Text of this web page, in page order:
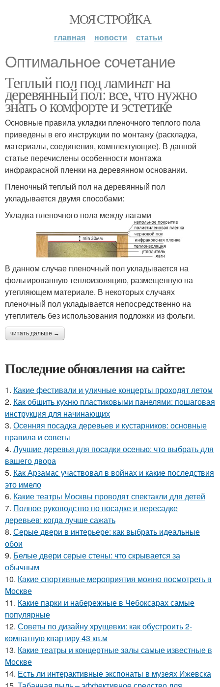
МОЯ СТРОЙКА
главная новости статьи
Оптимальное сочетание
Теплый пол под ламинат на
деревянный пол: все, что нужно
знать о комфорте и эстетике
Основные правила укладки пленочного теплого пола
приведены в его инструкции по монтажу (раскладка,
материалы, соединения, комплектующие). В данной
статье перечислены особенности монтажа
инфракрасной пленки на деревянном основании.
Пленочный теплый пол на деревянный пол
укладывается двумя способами:
Укладка пленочного пола между лагами
В данном случае пленочный пол укладывается на
фольгированную теплоизоляцию, размещенную на
утепляющем материале. В некоторых случаях
пленочный пол укладывается непосредственно на
утеплитель без использования подложки из фольги.
читать дальше →
Последние обновления на сайте:
1. Какие фестивали и уличные концерты проходят летом
2. Как обшить кухню пластиковыми панелями: пошаговая
инструкция для начинающих
3. Осенняя посадка деревьев и кустарников: основные
правила и советы
4. Лучшие деревья для посадки осенью: что выбрать для
вашего двора
5. Как Арзамас участвовал в войнах и какие последствия
это имело
6. Какие театры Москвы проводят спектакли для детей
7. Полное руководство по посадке и пересадке
деревьев: когда лучше сажать
8. Серые двери в интерьере: как выбрать идеальные
обои
9. Белые двери серые стены: что скрывается за
обычным
10. Какие спортивные мероприятия можно посмотреть в
Москве
11. Какие парки и набережные в Чебоксарах самые
популярные
12. Советы по дизайну хрущевки: как обустроить 2-
комнатную квартиру 43 кв.м
13. Какие театры и концертные залы самые известные в
Москве
14. Есть ли интерактивные экспонаты в музеях Ижевска